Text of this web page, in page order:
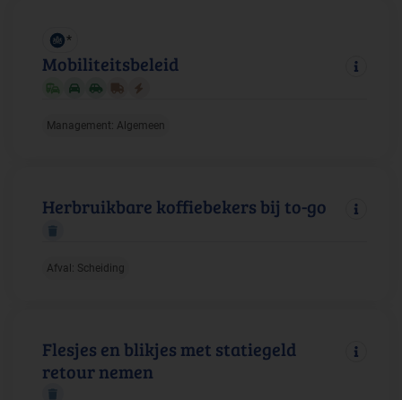
Mobiliteitsbeleid
Management: Algemeen
*
Herbruikbare koffiebekers bij to-go
Afval: Scheiding
Flesjes en blikjes met statiegeld
retour nemen